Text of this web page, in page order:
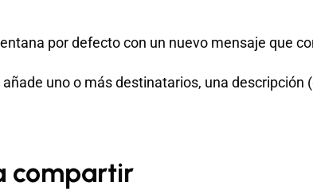
por defecto con un nuevo mensaje que
uno o más destinatarios, una
compartir